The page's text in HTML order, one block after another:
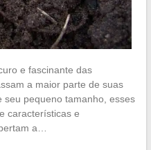
e fascinante das
a maior parte de suas
seu pequeno tamanho, esses
características e
a…